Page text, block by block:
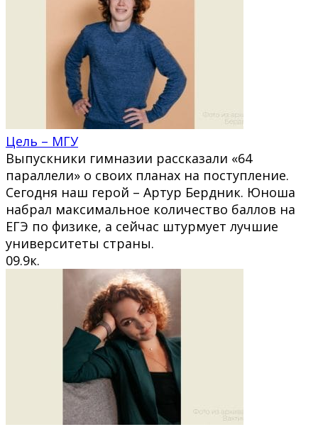
Цель – МГУ
Выпускники гимназии рассказали «64
параллели» о своих планах на поступление.
Сегодня наш герой – Артур Бердник. Юноша
набрал максимальное количество баллов на
ЕГЭ по физике, а сейчас штурмует лучшие
университеты страны.
09.9к.